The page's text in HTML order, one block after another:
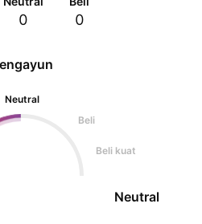
Neutral
Beli
Beli kuat
Neutral
0 0